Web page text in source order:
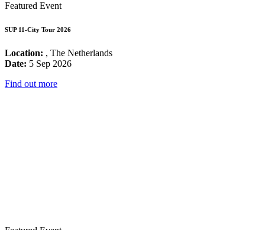
Featured Event
SUP 11-City Tour 2026
Location: , The Netherlands
Date: 5 Sep 2026
Find out more